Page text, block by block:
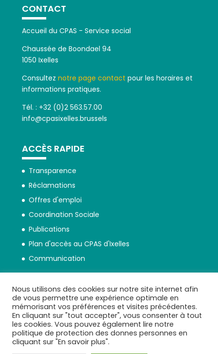
CONTACT
Accueil du CPAS - Service social
Chaussée de Boondael 94
1050 Ixelles
Consultez notre page contact pour les horaires et
informations pratiques.
Tél. : +32 (0)2 563.57.00
info@cpasixelles.brussels
ACCÈS RAPIDE
Transparence
Réclamations
Offres d'emploi
Coordination Sociale
Publications
Plan d'accès au CPAS d'Ixelles
Communication
Politique de protection des données
personnelles
Transparence
Nous utilisons des cookies sur notre site internet afin
de vous permettre une expérience optimale en
mémorisant vos préférences et visites précédentes.
En cliquant sur "tout accepter", vous consenter à tout
les cookies. Vous pouvez également lire notre
politique de protection des donnes personnes en
cliquant sur "En savoir plus".